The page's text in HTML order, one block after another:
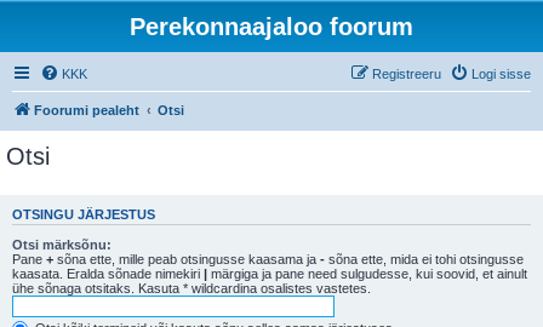
Perekonnaajaloo foorum
KKK Logi sisse
Registreeru
Foorumi pealeht Otsi
Otsi
OTSINGU JÄRJESTUS
Otsi märksõnu:
Pane + sõna ette, mille peab otsingusse kaasama ja - sõna ette, mida ei tohi otsingusse
kaasata. Eralda sõnade nimekiri | märgiga ja pane need sulgudesse, kui soovid, et ainult
ühe sõnaga otsitaks. Kasuta * wildcardina osalistes vastetes.